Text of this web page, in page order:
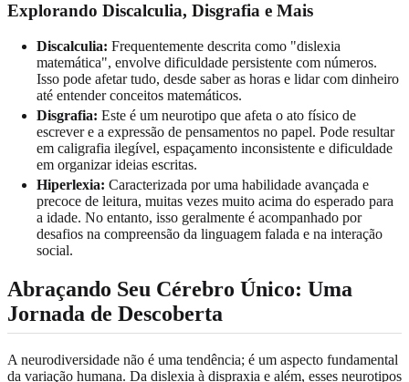
Explorando Discalculia, Disgrafia e Mais
Discalculia: Frequentemente descrita como "dislexia
matemática", envolve dificuldade persistente com números.
Isso pode afetar tudo, desde saber as horas e lidar com dinheiro
até entender conceitos matemáticos.
Disgrafia: Este é um neurotipo que afeta o ato físico de
escrever e a expressão de pensamentos no papel. Pode resultar
em caligrafia ilegível, espaçamento inconsistente e dificuldade
em organizar ideias escritas.
Hiperlexia: Caracterizada por uma habilidade avançada e
precoce de leitura, muitas vezes muito acima do esperado para
a idade. No entanto, isso geralmente é acompanhado por
desafios na compreensão da linguagem falada e na interação
social.
Abraçando Seu Cérebro Único: Uma
Jornada de Descoberta
A neurodiversidade não é uma tendência; é um aspecto fundamental
da variação humana. Da dislexia à dispraxia e além, esses neurotipos